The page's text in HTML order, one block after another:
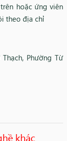
hoặc ứng viên
theo địa chỉ
Phường Từ
khác